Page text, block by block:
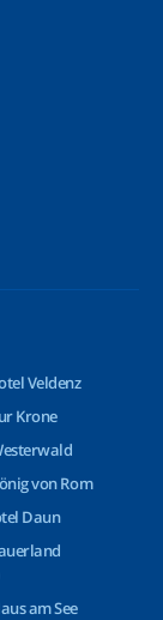
Veldenz
Krone
von Rom
Daun
am See